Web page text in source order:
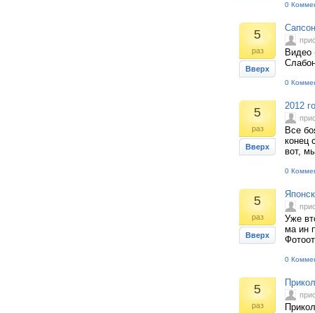
0
5
раз
Вверх
Видео
0
5
раз
Вверх
2012
Все
конец
вот,
0
5
раз
Вверх
Уже
ма ин
0
5
раз